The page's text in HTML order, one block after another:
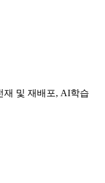
및 재배포, AI학습